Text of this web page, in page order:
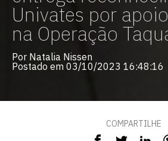
Univates por
na Operação
Por Natalia Nissen
Postado em 03/10/2023 16:48:16
COMPARTILHE